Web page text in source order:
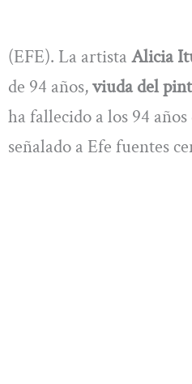
(EFE). La artista Alicia
de 94 años,viuda del
ha fallecido a los 94
señalado a Efe fuentes